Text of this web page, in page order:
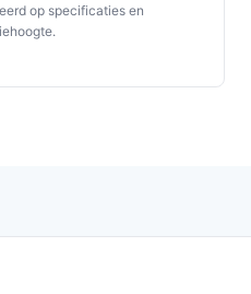
jouw vloeren past.
specs:
beïnvloedt.
op specificaties en